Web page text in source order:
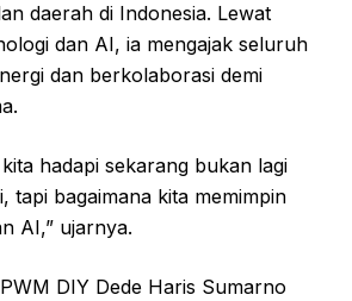
daerah di Indonesia. Lewat
dan AI, ia mengajak seluruh
dan berkolaborasi demi
hadapi sekarang bukan lagi
tapi bagaimana kita memimpin
AI,” ujarnya.
DIY Dede Haris Sumarno